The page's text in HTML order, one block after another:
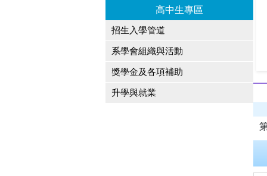
高中生專區
招生入學管道
系學會組織與活動
獎學金及各項補助
升學與就業